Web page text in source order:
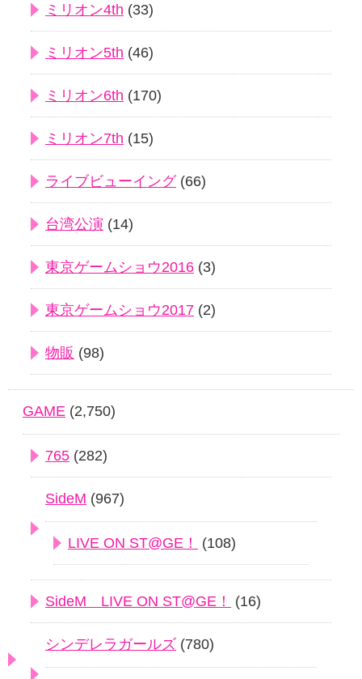
ミリオン4th (33)
ミリオン5th (46)
ミリオン6th (170)
ミリオン7th (15)
ライブビューイング(66)
台湾公演 (14)
東京ゲームショウ2016 (3)
東京ゲームショウ2017 (2)
物販 (98)
GAME (2,750)
765 (282)
SideM (967)
LIVE ON ST@GE！ (108)
SideM LIVE ON ST@GE！ (16)
シンデレラガールズ (780)